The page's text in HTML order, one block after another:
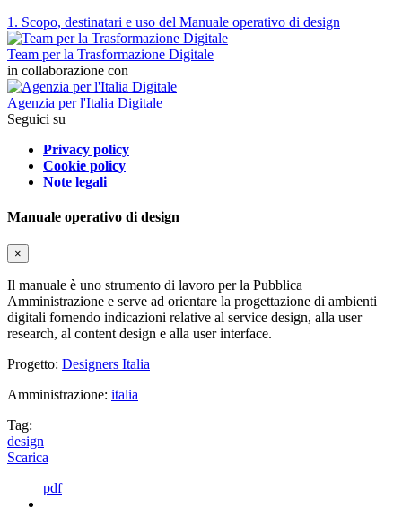
1. Scopo, destinatari e uso del Manuale operativo di design
Team per la Trasformazione Digitale
in collaborazione con
Agenzia per l'Italia Digitale
Seguici su
Privacy policy
Cookie policy
Note legali
Manuale operativo di design
×
Il manuale è uno strumento di lavoro per la Pubblica
Amministrazione e serve ad orientare la progettazione di ambienti
digitali fornendo indicazioni relative al service design, alla user
research, al content design e alla user interface.
Progetto: Designers Italia
Amministrazione: italia
Tag:
design
Scarica
pdf